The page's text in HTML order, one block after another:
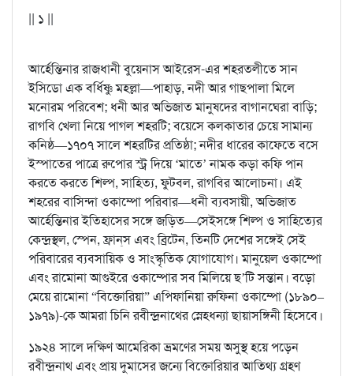
|| ১ ||
আর্হেন্তিনার রাজধানী বুয়েনাস আইরেস-এর শহরতলীতে সান
ইসিডো এক বর্ধিষ্ণু মহল্লা—পাহাড়, নদী আর গাছপালা মিলে
মনোরম পরিবেশ; ধনী আর অভিজাত মানুষদের বাগানঘেরা বাড়ি;
রাগবি খেলা নিয়ে পাগল শহরটি; বয়েসে কলকাতার চেয়ে সামান্য
কনিষ্ঠ—১৭০৭ সালে শহরটির প্রতিষ্ঠা; নদীর ধারের কাফেতে বসে
ইস্পাতের পাত্রে রুপোর স্ট্র দিয়ে ‘মাতে’ নামক কড়া কফি পান
করতে করতে শিল্প, সাহিত্য, ফুটবল, রাগবির আলোচনা। এই
শহরের বাসিন্দা ওকাম্পো পরিবার—ধনী ব্যবসায়ী, অভিজাত
আর্হেন্তিনার ইতিহাসের সঙ্গে জড়িত—সেইসঙ্গে শিল্প ও সাহিত্যের
কেন্দ্রস্থল, স্পেন, ফ্রান্‌স এবং ব্রিটেন, তিনটি দেশের সঙ্গেই সেই
পরিবারের ব্যবসায়িক ও সাংস্কৃতিক যোগাযোগ। মানুয়েল ওকাম্পো
এবং রামোনা আগুইরে ওকাম্পোর সব মিলিয়ে ছ’টি সন্তান। বড়ো
মেয়ে রামোনা “বিক্তোরিয়া” এপিফানিয়া রুফিনা ওকাম্পো (১৮৯০–
১৯৭৯)-কে আমরা চিনি রবীন্দ্রনাথের স্নেহধন্যা ছায়াসঙ্গিনী হিসেবে।
১৯২৪ সালে দক্ষিণ আমেরিকা ভ্রমণের সময় অসুস্থ হয়ে পড়েন
রবীন্দ্রনাথ এবং প্রায় দুমাসের জন্যে বিক্তোরিয়ার আতিথ্য গ্রহণ